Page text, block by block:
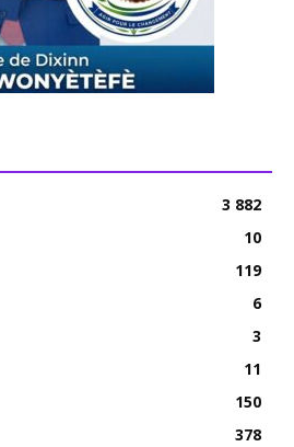
3 882
10
119
6
3
11
150
378